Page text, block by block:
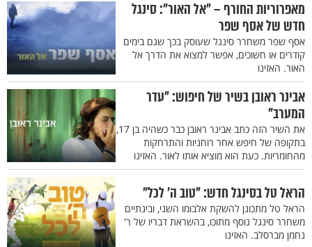
מאפרוריות החורף – "אל האור": סינגל
חדש של אסף שפר
אסף שפר משחרר סינגל שעוסק בכך שגם בימים
קודרים או חשוכים, אפשר למצוא את הדרך אל
האור. האזינו
אבינר ראובן בשיר של חיפוש: "עדר
המערב"
את השיר הזה כתב אבינר ראובן כבר כשהיה בן 17,
בתקופה של חיפש אחר רוחניות והתרחקות
מהחומריות. כעת הוא מוציא אותו לאור. האזינו
הראל טל בסינגל חדש: "טוב ה' לכל"
הראל טל מתכונן להשקת אלבומו השני, ובינתיים
משחרר סינגל נוסף מתוכו, בהשראת דבריו של ר'
נחמן מברסלב. האזינו